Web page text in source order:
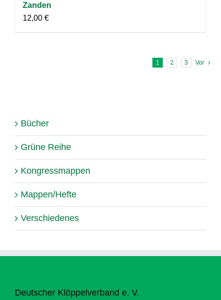
Zanden
12,00 €
1 2 3 Vor
Bücher
Grüne Reihe
Kongressmappen
Mappen/Hefte
Verschiedenes
Deutscher Klöppelverband e. V.